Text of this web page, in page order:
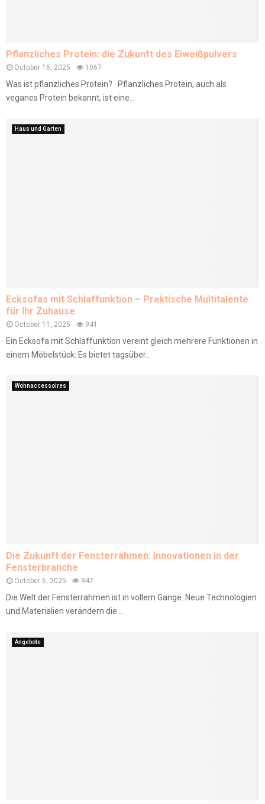
Pflanzliches Protein: die Zukunft des Eiweißpulvers
October 16, 2025 1067
Was ist pflanzliches Protein? Pflanzliches Protein, auch als
veganes Protein bekannt, ist eine...
Haus und Garten
Ecksofas mit Schlaffunktion – Praktische Multitalente
für Ihr Zuhause
October 11, 2025 941
Ein Ecksofa mit Schlaffunktion vereint gleich mehrere Funktionen in
einem Möbelstück: Es bietet tagsüber...
Wohnaccessoires
Die Zukunft der Fensterrahmen: Innovationen in der
Fensterbranche
October 6, 2025 947
Die Welt der Fensterrahmen ist in vollem Gange. Neue Technologien
und Materialien verändern die...
Angebote